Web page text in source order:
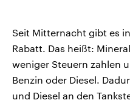
Seit Mitternacht gibt es
Rabatt. Das heißt:
weniger Steuern zahlen
Benzin oder Diesel.
und Diesel an den